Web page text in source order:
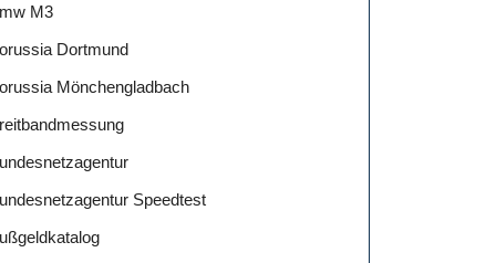
M3
Dortmund
Mönchengladbach
Speedtest